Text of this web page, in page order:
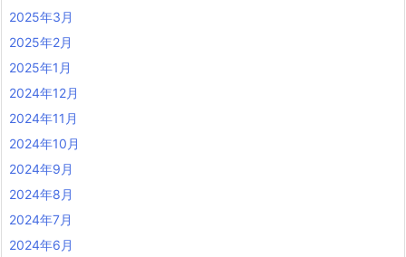
2025年3月
2025年2月
2025年1月
2024年12月
2024年11月
2024年10月
2024年9月
2024年8月
2024年7月
2024年6月